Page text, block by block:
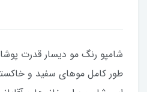
شامپو رنگ مو دیسار قدرت
طور کامل موهای سفید و